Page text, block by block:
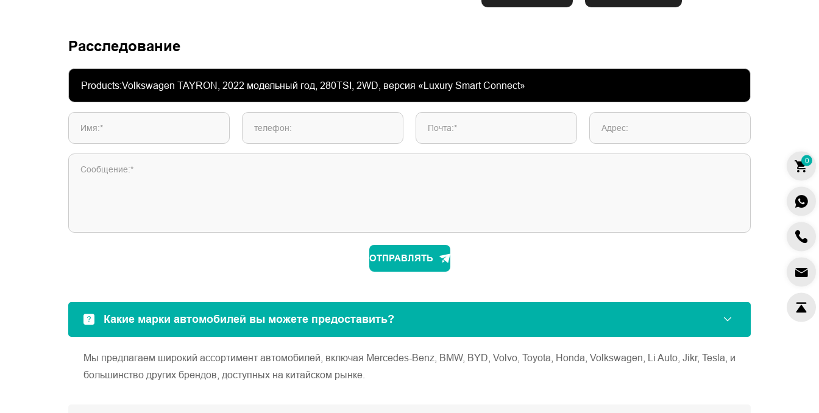
Расследование
Имя:* телефон: Почта:* Адрес:
Сообщение:*
ОТПРАВЛЯТЬ
Какие марки автомобилей вы можете предоставить?
Мы предлагаем широкий ассортимент автомобилей, включая Mercedes-Benz, BMW, BYD, Volvo, Toyota, Honda, Volkswagen, Li Auto, Jikr, Tesla, и
большинство других брендов, доступных на китайском рынке.
0